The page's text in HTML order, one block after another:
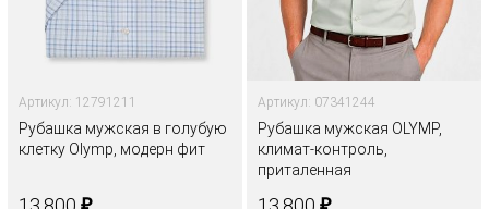
Артикул: 12791211
Рубашка мужская в голубую
клетку Olymp, модерн фит
Артикул: 07341244
Рубашка мужская OLYMP,
климат-контроль,
приталенная